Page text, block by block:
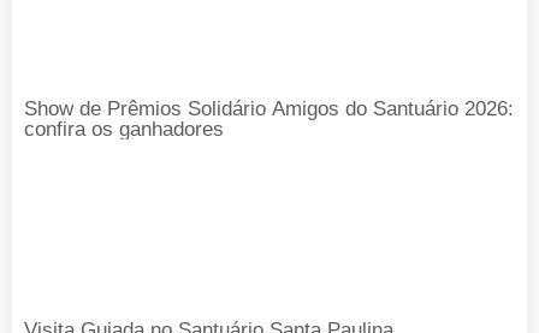
Show de Prêmios Solidário Amigos do Santuário 2026:
confira os ganhadores